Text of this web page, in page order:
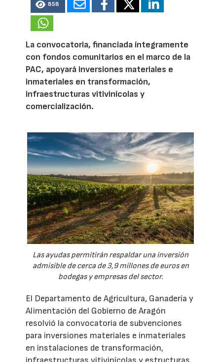
858
La convocatoria, financiada íntegramente
con fondos comunitarios en el marco de la
PAC, apoyará inversiones materiales e
inmateriales en transformación,
infraestructuras vitivinícolas y
comercialización.
Las ayudas permitirán respaldar una inversión
admisible de cerca de 3,9 millones de euros en
bodegas y empresas del sector.
El Departamento de Agricultura, Ganadería y
Alimentación del Gobierno de Aragón
resolvió la convocatoria de subvenciones
para inversiones materiales e inmateriales
en instalaciones de transformación,